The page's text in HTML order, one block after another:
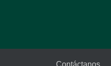
Contáctanos